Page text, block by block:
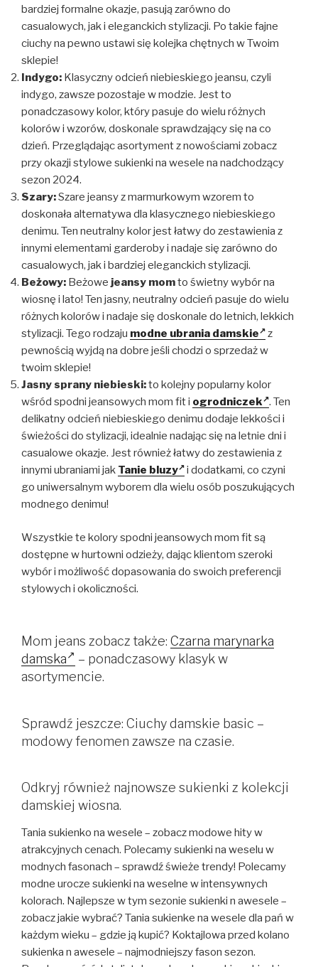
bardziej formalne okazje, pasują zarówno do
casualowych, jak i eleganckich stylizacji. Po takie fajne
ciuchy na pewno ustawi się kolejka chętnych w Twoim
sklepie!
Indygo: Klasyczny odcień niebieskiego jeansu, czyli
indygo, zawsze pozostaje w modzie. Jest to
ponadczasowy kolor, który pasuje do wielu różnych
kolorów i wzorów, doskonale sprawdzający się na co
dzień. Przeglądając asortyment z nowościami zobacz
przy okazji stylowe sukienki na wesele na nadchodzący
sezon 2024.
Szary:Szare jeansy z marmurkowym wzorem to
doskonała alternatywa dla klasycznego niebieskiego
denimu. Ten neutralny kolor jest łatwy do zestawienia z
innymi elementami garderoby i nadaje się zarówno do
casualowych, jak i bardziej eleganckich stylizacji.
Beżowy: Beżowe jeansy momto świetny wybór na
wiosnę i lato! Ten jasny, neutralny odcień pasuje do wielu
różnych kolorów i nadaje się doskonale do letnich, lekkich
stylizacji. Tego rodzaju modne ubrania damskie
z
pewnością wyjdą na dobre jeśli chodzi o sprzedaż w
twoim sklepie!
Jasnysprany niebieski:to kolejny popularny kolor
wśród spodni jeansowych mom fit i ogrodniczek . Ten
delikatny odcień niebieskiego denimu dodaje lekkości i
świeżości do stylizacji, idealnie nadając się na letnie dni i
casualowe okazje. Jest również łatwy do zestawienia z
innymi ubraniami jak Tanie bluzy
i dodatkami, co czyni
go uniwersalnym wyborem dla wielu osób poszukujących
modnego denimu!
Wszystkie te kolory spodni jeansowych mom fit są
dostępne w hurtowni odzieży, dając klientom szeroki
wybór i możliwość dopasowania do swoich preferencji
stylowych i okoliczności.
Mom jeans zobacz także: Czarna marynarka
damska
– ponadczasowy klasyk w
asortymencie.
Sprawdź jeszcze: Ciuchy damskie basic –
modowy fenomen zawsze na czasie.
Odkryj również najnowsze sukienki z kolekcji
damskiej wiosna.
Tania sukienko na wesele – zobacz modowe hity w
atrakcyjnych cenach. Polecamy sukienki na weselu w
modnych fasonach – sprawdź świeże trendy! Polecamy
modne urocze sukienki na weselne w intensywnych
kolorach. Najlepsze w tym sezonie sukienki n awesele –
zobacz jakie wybrać? Tania sukienke na wesele dla pań w
każdym wieku – gdzie ją kupić? Koktajlowa przed kolano
sukienka n awesele – najmodniejszy fason sezon.